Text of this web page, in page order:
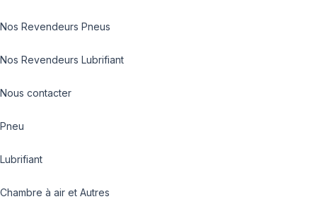
Nos Revendeurs Pneus
Nos Revendeurs Lubrifiant
Nous contacter
Pneu
Lubrifiant
Chambre à air et Autres